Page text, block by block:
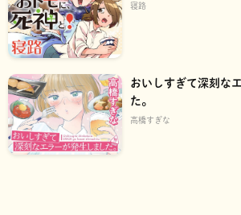
寝路
おいしすぎて深刻な
た。
高橋すぎな